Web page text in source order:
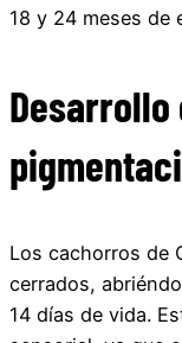
18 y 24 meses de
Los cachorros de
cerrados,
14 días de vida.